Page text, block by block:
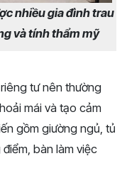
nhiều gia đình trau
và tính thẩm mỹ
tư nên thường
mái và tạo cảm
gồm giường ngủ, tủ
bàn làm việc